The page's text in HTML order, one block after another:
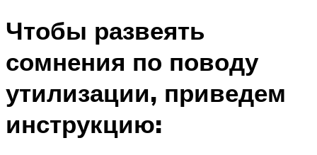
Чтобы развеять
сомнения по поводу
утилизации, приведем
инструкцию: